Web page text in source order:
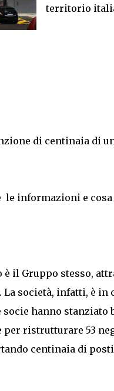
territorio
di centinaia di
le informazioni e
è il Gruppo stesso,
La società, infatti, è
hanno stanziato
per ristrutturare 53
centinaia di